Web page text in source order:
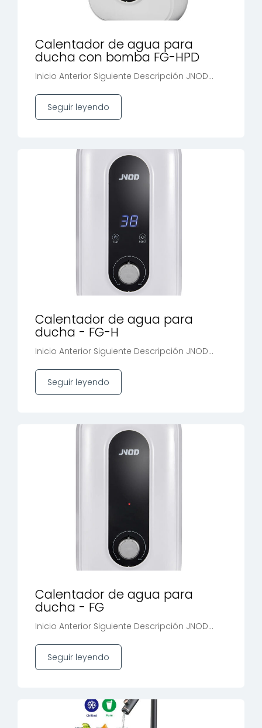
Calentador de agua para
ducha con bomba FG-HPD
Inicio Anterior Siguiente Descripción JNOD...
Seguir leyendo
Calentador de agua para
ducha - FG-H
Inicio Anterior Siguiente Descripción JNOD...
Seguir leyendo
Calentador de agua para
ducha - FG
Inicio Anterior Siguiente Descripción JNOD...
Seguir leyendo